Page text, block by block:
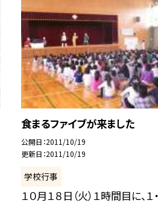
食まるファイブが来ました
公開日 2011/10/19
更新日 2011/10/19
学校行事
１０月１８日（火）１時間目に、１・